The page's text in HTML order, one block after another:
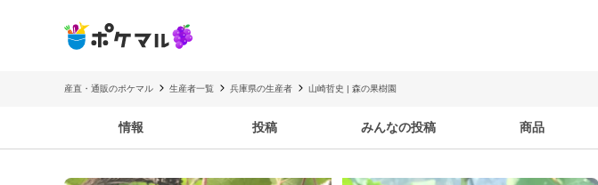
産直・通販のポケマル 生産者一覧 兵庫県の生産者 山崎哲史 | 森の果樹園
情報 投稿 みんなの投稿 商品